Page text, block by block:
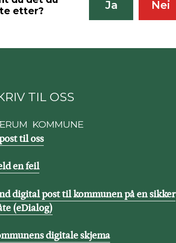
etter?
Ja Nei
TIL OSS
KOMMUNE
til oss
en feil
digital post til kommunen på en sikker
(eDialog)
digitale skjema